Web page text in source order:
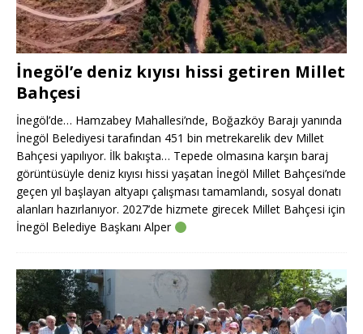
İnegöl’e deniz kıyısı hissi getiren Millet
Bahçesi
İnegöl’de… Hamzabey Mahallesi’nde, Boğazköy Barajı yanında
İnegöl Belediyesi tarafından 451 bin metrekarelik dev Millet
Bahçesi yapılıyor. İlk bakışta… Tepede olmasına karşın baraj
görüntüsüyle deniz kıyısı hissi yaşatan İnegöl Millet Bahçesi’nde
geçen yıl başlayan altyapı çalışması tamamlandı, sosyal donatı
alanları hazırlanıyor. 2027’de hizmete girecek Millet Bahçesi için
İnegöl Belediye Başkanı Alper